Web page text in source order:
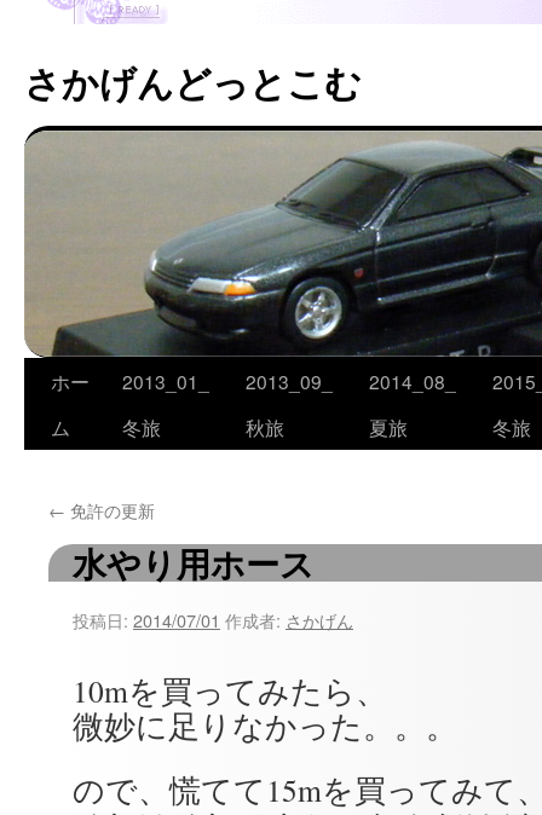
さかげんどっとこむ
コ
ン
ツ
ホー
ム
2013_01_
冬旅
2013_09_
秋旅
2014_08_
夏旅
冬旅
← 免許の更新
水やり用ホース
投稿日: 2014/07/01 作成者: さかげん
10mを買ってみたら、
微妙に足りなかった。。。
ので、慌てて15mを買ってみて